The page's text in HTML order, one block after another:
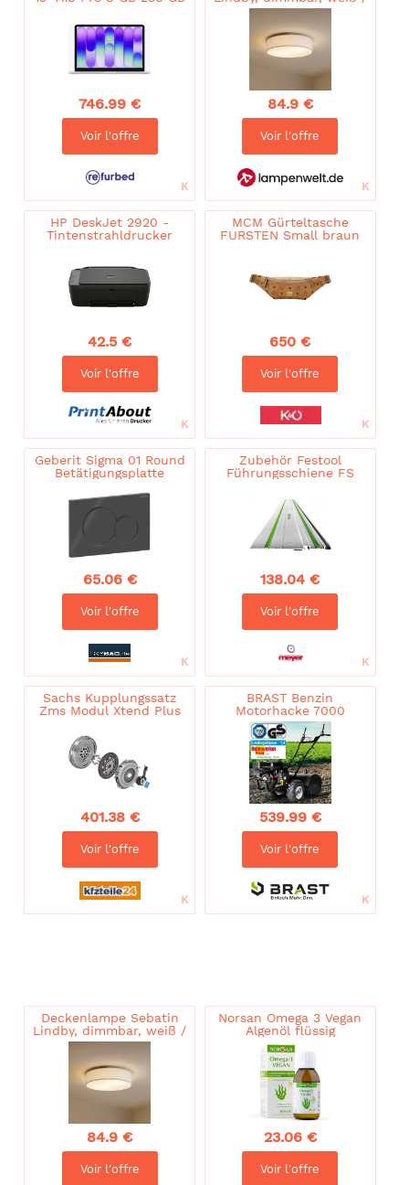
silber DE - Refurbished
746.99 €
Voir l'offre
opal, für Schlafzimmer,
Textil / Stoff / Seide,
Skandinavisch,
Deckenlampe
84.9 €
Voir l'offre
HP DeskJet 2920 -
Tintenstrahldrucker
42.5 €
Voir l'offre
MCM Gürteltasche
FURSTEN Small braun
650 €
Voir l'offre
Geberit Sigma 01 Round
Betätigungsplatte
2 Mengen Spülung
65.06 €
Voir l'offre
Zubehör Festool
Führungsschiene FS
138.04 €
Voir l'offre
Sachs Kupplungssatz
Zms Modul Xtend Plus
Peugeot Ford Volvo
401.38 €
Voir l'offre
BRAST Benzin
Motorhacke 7000
539.99 €
Voir l'offre
Deckenlampe Sebatin
Lindby, dimmbar, weiß /
opal, für Schlafzimmer,
Textil / Stoff / Seide,
Skandinavisch,
Deckenlampe
84.9 €
Voir l'offre
Norsan Omega 3 Vegan
Algenöl flüssig
23.06 €
Voir l'offre